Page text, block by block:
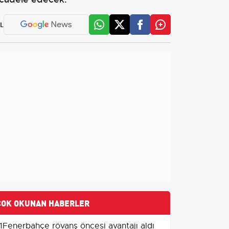
OKUNAN HABERLER
1Fenerbahçe rövanş öncesi avantajı aldı